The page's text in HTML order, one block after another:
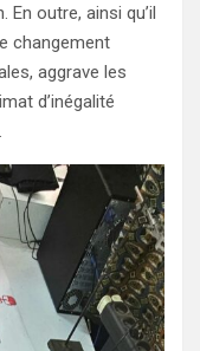
outre, ainsi qu’il
changement
aggrave les
d’inégalité